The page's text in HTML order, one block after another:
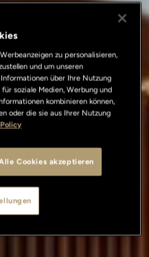
zu personalisieren,
und um unseren
über Ihre Nutzung
soziale Medien, Werbung und
kombinieren können,
oder die sie aus Ihrer Nutzung
Cookies akzeptieren